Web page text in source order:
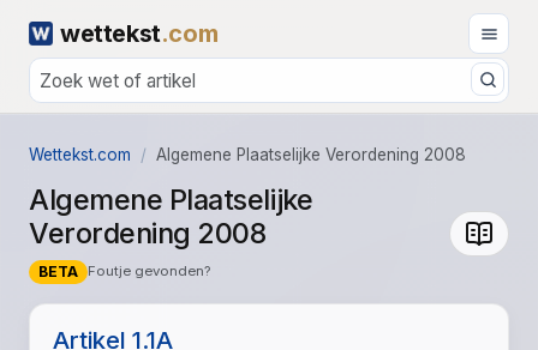
wettekst.com
Wettekst.com Algemene Plaatselijke Verordening 2008
Algemene Plaatselijke
Verordening 2008
BETA Foutje gevonden?
Artikel 1.1A